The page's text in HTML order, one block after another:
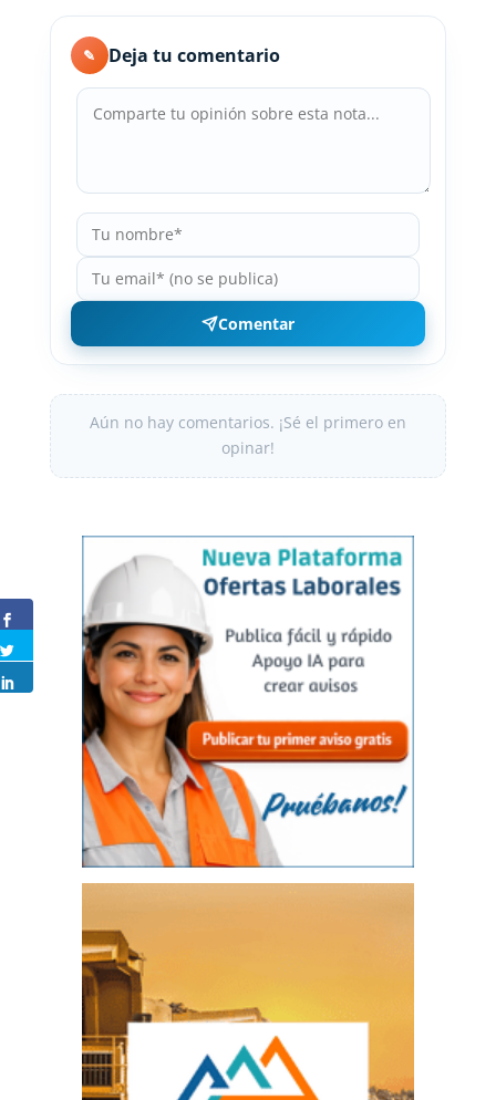
✎ Deja tu comentario
Comentar
Aún no hay comentarios. ¡Sé el primero en
opinar!